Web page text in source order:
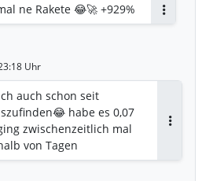
ne Rakete 😂🚀 +929%
Uhr
auch schon seit
habe es 0,07
zwischenzeitlich mal
von Tagen